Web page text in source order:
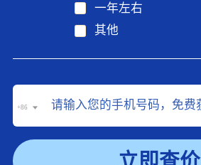
一年左右
其他
+86